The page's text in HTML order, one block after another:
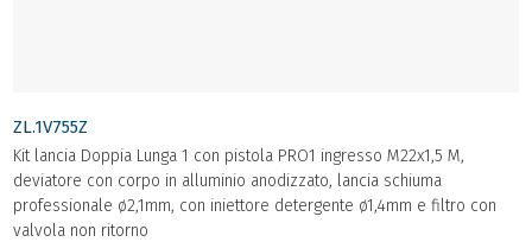
ZL.1V755Z
Kit lancia Doppia Lunga 1 con pistola PRO1 ingresso M22x1,5 M,
deviatore con corpo in alluminio anodizzato, lancia schiuma
professionale ø2,1mm, con iniettore detergente ø1,4mm e filtro con
valvola non ritorno